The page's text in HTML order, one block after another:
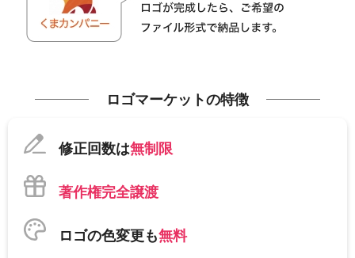
ロゴマーケットの特徴
修正回数は無制限
著作権完全譲渡
ロゴの色変更も無料